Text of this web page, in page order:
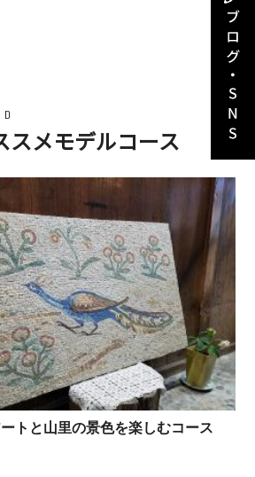
スメモデルコース
トと山里の景色を楽しむコース